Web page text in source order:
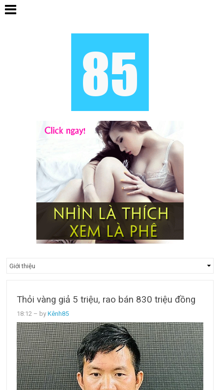
Thỏi vàng giả 5 triệu, rao bán 830 triệu đồng
18:12 – byKênh85